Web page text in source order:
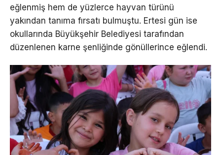
eğlenmiş hem de yüzlerce hayvan türünü
yakından tanıma fırsatı bulmuştu. Ertesi gün ise
okullarında Büyükşehir Belediyesi tarafından
düzenlenen karne şenliğinde gönüllerince eğlendi.